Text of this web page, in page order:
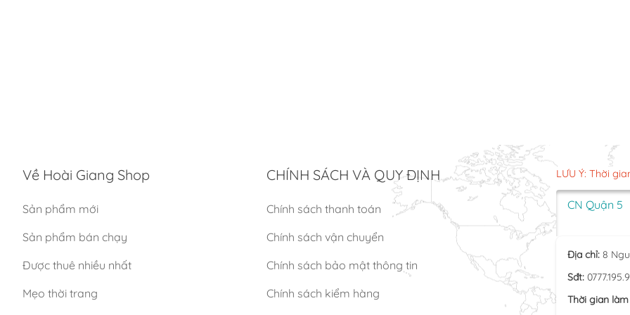
Về Hoài Giang Shop
Sản phẩm mới
Sản phẩm bán chạy
Được thuê nhiều nhất
Mẹo thời trang
CHÍNH SÁCH VÀ QUY ĐỊNH
Chính sách thanh toán
Chính sách vận chuyển
Chính sách bảo mật thông tin
Chính sách kiểm hàng
LƯU Ý: Thời
CN Quận 5
Địa chỉ: 8
Sđt:
Thời gian